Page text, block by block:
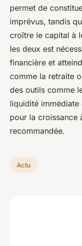
permet de
imprévus, tandis
croître le capital à
les deux est
financière et
comme la retraite
des outils comme
liquidité
pour la croissance
recommandée.
Actu